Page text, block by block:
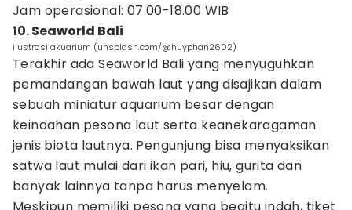
Jam operasional: 07.00-18.00 WIB
10. Seaworld Bali
ilustrasi akuarium (unsplash.com/@huyphan2602)
Terakhir ada Seaworld Bali yang menyuguhkan
pemandangan bawah laut yang disajikan dalam
sebuah miniatur aquarium besar dengan
keindahan pesona laut serta keanekaragaman
jenis biota lautnya. Pengunjung bisa menyaksikan
satwa laut mulai dari ikan pari, hiu, gurita dan
banyak lainnya tanpa harus menyelam.